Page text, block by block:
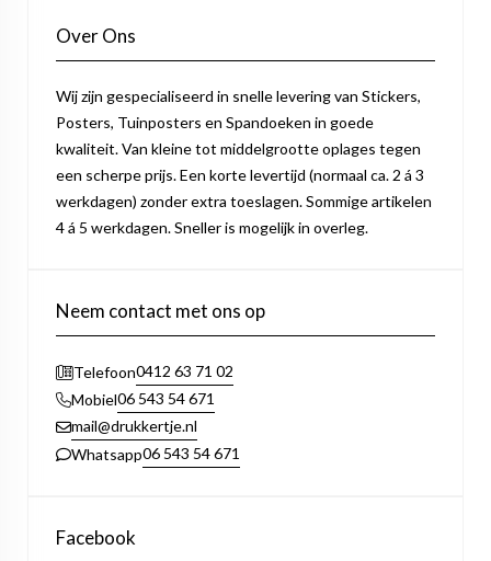
Over Ons
Wij zijn gespecialiseerd in snelle levering van Stickers,
Posters, Tuinposters en Spandoeken in goede
kwaliteit. Van kleine tot middelgrootte oplages tegen
een scherpe prijs. Een korte levertijd (normaal ca. 2 á 3
werkdagen) zonder extra toeslagen. Sommige artikelen
4 á 5 werkdagen. Sneller is mogelijk in overleg.
Neem contact met ons op
Telefoon0412 63 71 02
Mobiel06 543 54 671
mail@drukkertje.nl
Whatsapp06 543 54 671
Facebook